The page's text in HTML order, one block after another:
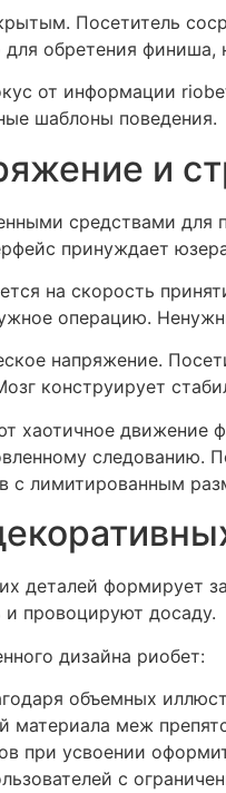
Посетитель
обретения финиша,
от информации
шаблоны поведения.
и
средствами для
принуждает
на скорость
операцию.
напряжение.
конструирует
хаотичное
следованию.
с лимитированным
деталей формирует
и провоцируют досаду.
дизайна риобет:
объемных
материала меж
при усвоении
с